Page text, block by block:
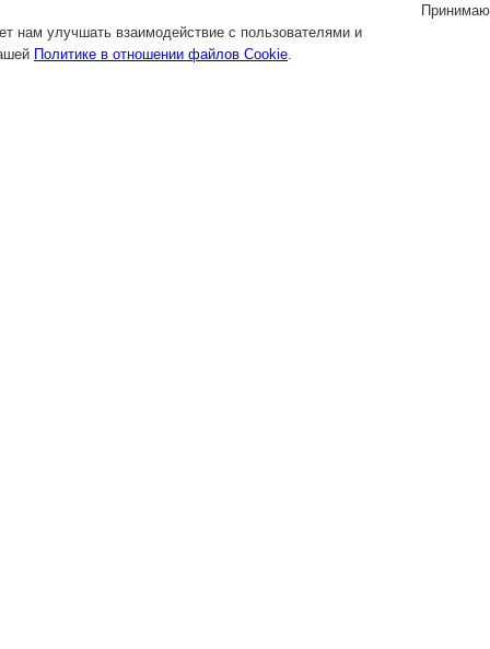
нам улучшать взаимодействие с пользователями и
Политике в отношении файлов Cookie.
Принимаю